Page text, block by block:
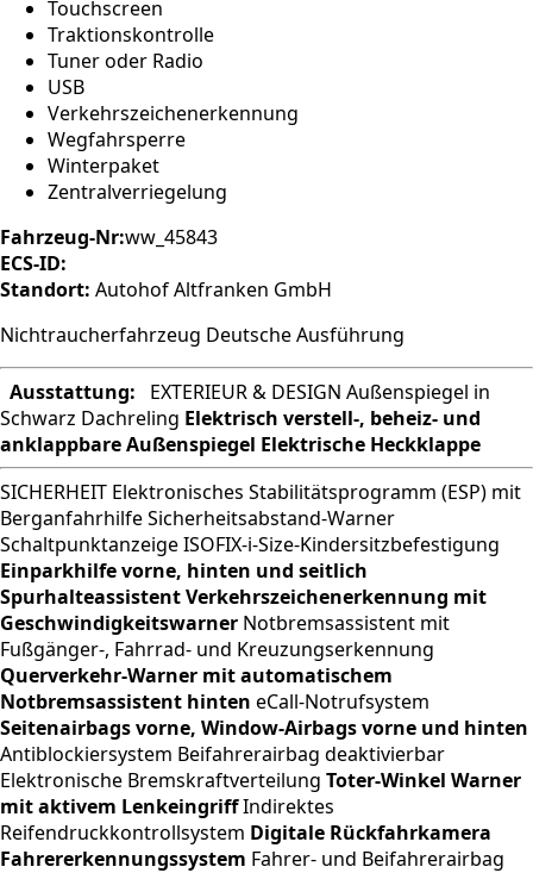
Touchscreen
Traktionskontrolle
Tuner oder Radio
USB
Verkehrszeichenerkennung
Wegfahrsperre
Winterpaket
Zentralverriegelung
Fahrzeug-Nr:ww_45843
ECS-ID:
Standort: Autohof Altfranken GmbH
Nichtraucherfahrzeug Deutsche Ausführung
Ausstattung: EXTERIEUR & DESIGN Außenspiegel in
Schwarz Dachreling Elektrisch verstell-, beheiz- und
anklappbare Außenspiegel Elektrische Heckklappe
SICHERHEIT Elektronisches Stabilitätsprogramm (ESP) mit
Berganfahrhilfe Sicherheitsabstand-Warner
Schaltpunktanzeige ISOFIX-i-Size-Kindersitzbefestigung
Einparkhilfe vorne, hinten und seitlich
SpurhalteassistentVerkehrszeichenerkennung mit
Geschwindigkeitswarner Notbremsassistent mit
Fußgänger-, Fahrrad- und Kreuzungserkennung
Querverkehr-Warner mit automatischem
Notbremsassistent hinten eCall-Notrufsystem
Seitenairbags vorne, Window-Airbags vorne und hinten
Antiblockiersystem Beifahrerairbag deaktivierbar
Elektronische Bremskraftverteilung Toter-Winkel Warner
mit aktivem LenkeingriffIndirektes
Reifendruckkontrollsystem Digitale Rückfahrkamera
Fahrererkennungssystem Fahrer- und Beifahrerairbag